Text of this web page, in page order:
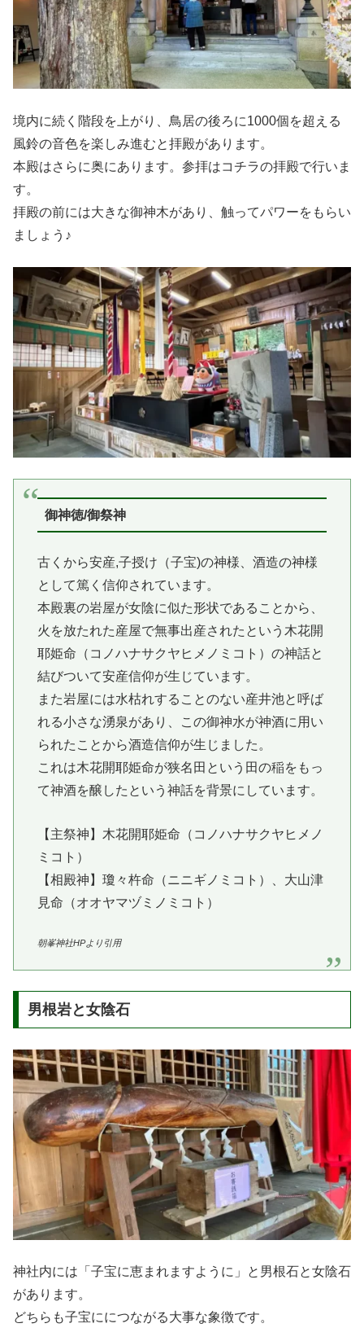
境内に続く階段を上がり、鳥居の後ろに1000個を超える
風鈴の音色を楽しみ進むと拝殿があります。
本殿はさらに奥にあります。参拝はコチラの拝殿で行いま
す。
拝殿の前には大きな御神木があり、触ってパワーをもらい
ましょう♪
御神徳/御祭神
古くから安産,子授け（子宝)の神様、酒造の神様
として篤く信仰されています。
本殿裏の岩屋が女陰に似た形状であることから、
火を放たれた産屋で無事出産されたという木花開
耶姫命（コノハナサクヤヒメノミコト）の神話と
結びついて安産信仰が生じています。
また岩屋には水枯れすることのない産井池と呼ば
れる小さな湧泉があり、この御神水が神酒に用い
られたことから酒造信仰が生じました。
これは木花開耶姫命が狭名田という田の稲をもっ
て神酒を醸したという神話を背景にしています。
【主祭神】木花開耶姫命（コノハナサクヤヒメノ
ミコト）
【相殿神】瓊々杵命（ニニギノミコト）、大山津
見命（オオヤマヅミノミコト）
朝峯神社HPより引用
男根岩と女陰石
神社内には「子宝に恵まれますように」と男根石と女陰石
があります。
どちらも子宝ににつながる大事な象徴です。